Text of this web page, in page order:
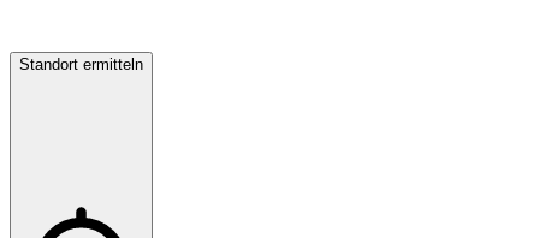
Standort ermitteln